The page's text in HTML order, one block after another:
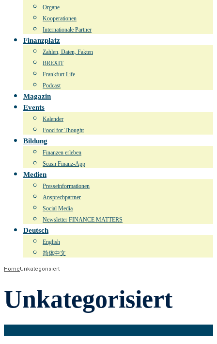
Organe
Kooperationen
Internationale Partner
Finanzplatz
Zahlen, Daten, Fakten
BREXIT
Frankfurt Life
Podcast
Magazin
Events
Kalender
Food for Thought
Bildung
Finanzen erleben
Seasn Finanz-App
Medien
Presseinformationen
Ansprechpartner
Social Media
Newsletter FINANCE MATTERS
Deutsch
English
简体中文
HomeUnkategorisiert
Unkategorisiert